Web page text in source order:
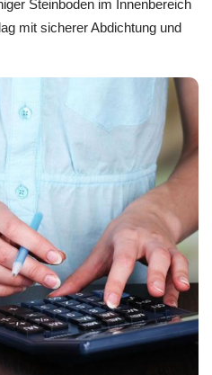
Steinboden im Innenbereich
mit sicherer Abdichtung und